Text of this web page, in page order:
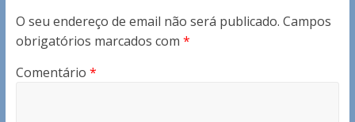
O seu endereço de email não será publicado. Campos
obrigatórios marcados com *
Comentário *